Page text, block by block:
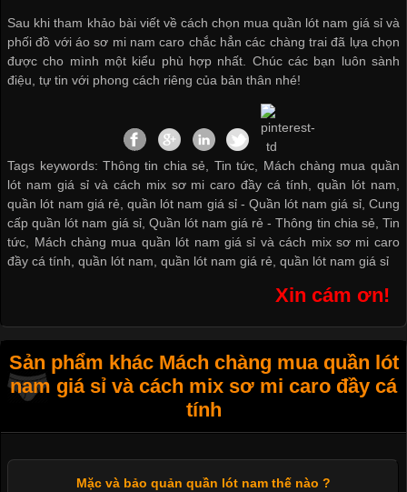
Sau khi tham khảo bài viết về cách chọn mua quần lót nam giá sỉvà
phối đồ với áo sơ mi nam caro chắc hẳn các chàng trai đã lựa chọn
được cho mình một kiểu phù hợp nhất. Chúc các bạn luôn sành
điệu, tự tin với phong cách riêng của bản thân nhé!
Tags keywords: Thông tin chia sẻ, Tin tức, Mách chàng mua quần
lót nam giá sỉ và cách mix sơ mi caro đầy cá tính, quần lót nam,
quần lót nam giá rẻ, quần lót nam giá sỉ - Quần lót nam giá sỉ, Cung
cấp quần lót nam giá sỉ, Quần lót nam giá rẻ -Thông tin chia sẻ Tin
tức
Mách chàng mua quần lót nam giá sỉ và cách mix sơ mi caro
đầy cá tính ,quần lót nam ,quần lót nam giá rẻ ,quần lót nam giá sỉ
Xin cám ơn!
Sản phẩm khác Mách chàng mua quần lót
nam giá sỉ và cách mix sơ mi caro đầy cá
tính
Mặc và bảo quản quần lót nam thế nào ?